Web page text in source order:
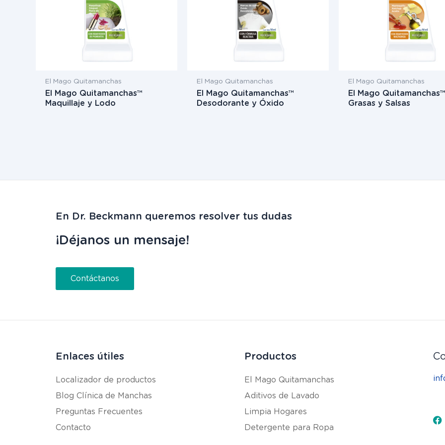
El Mago Quitamanchas
El Mago Quitamanchas™
Maquillaje y Lodo
El Mago Quitamanchas
El Mago Quitamanchas™
Desodorante y Óxido
El Mago Quitamanchas
El Mago
Grasas y Salsas
En Dr. Beckmann queremos resolver tus dudas
¡Déjanos un mensaje!
Contáctanos
Enlaces útiles
Localizador de productos
Blog Clínica de Manchas
Preguntas Frecuentes
Contacto
Productos
El Mago Quitamanchas
Aditivos de Lavado
Limpia Hogares
Detergente para Ropa